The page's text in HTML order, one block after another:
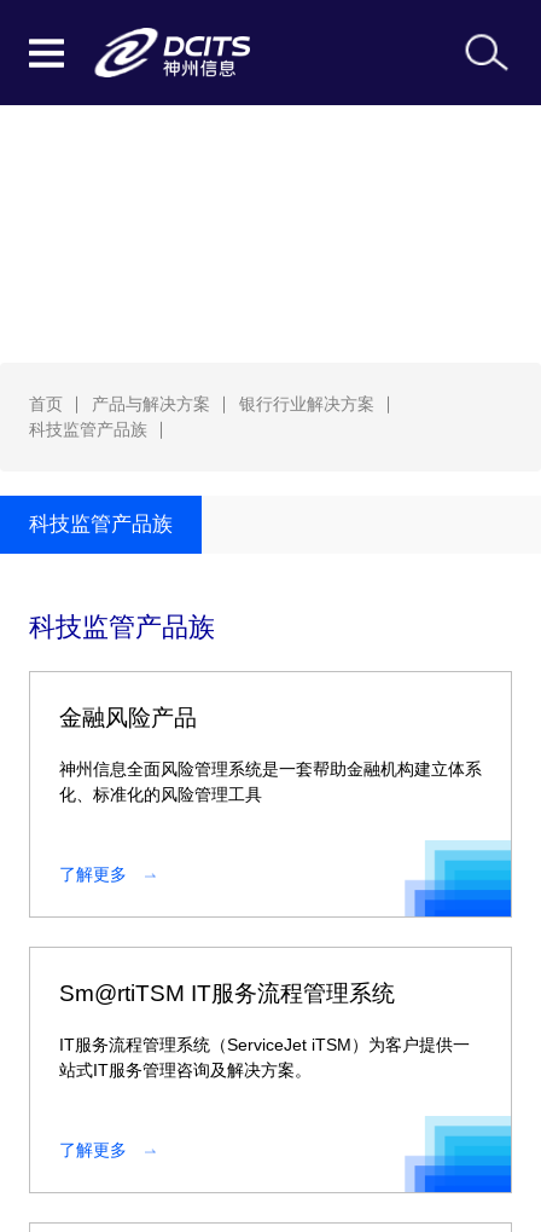
首页 产品与解决方案
银行行业解决方案
科技监管产品族
科技监管产品族
科技监管产品族
金融风险产品
神州信息全面风险管理系统是一套帮助金融机构建立体系
化、标准化的风险管理工具
了解更多
Sm@rtiTSM IT服务流程管理系统
IT服务流程管理系统（ServiceJet iTSM）为客户提供一
站式IT服务管理咨询及解决方案。
了解更多